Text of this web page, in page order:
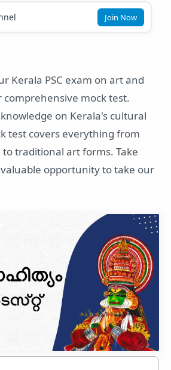
Join Now
Kerala PSC exam on art and
mock test.
on Kerala's cultural
test covers everything from
traditional art forms. Take
opportunity to take our